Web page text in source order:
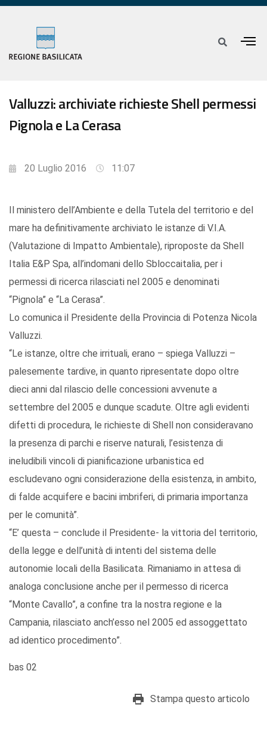
Valluzzi: archiviate richieste Shell permessi
Pignola e La Cerasa
20 Luglio 2016 11:07
Il ministero dell’Ambiente e della Tutela del territorio e del
mare ha definitivamente archiviato le istanze di V.I.A.
(Valutazione di Impatto Ambientale), riproposte da Shell
Italia E&P Spa, all’indomani dello Sbloccaitalia, per i
permessi di ricerca rilasciati nel 2005 e denominati
“Pignola” e “La Cerasa”.
Lo comunica il Presidente della Provincia di Potenza Nicola
Valluzzi.
“Le istanze, oltre che irrituali, erano – spiega Valluzzi –
palesemente tardive, in quanto ripresentate dopo oltre
dieci anni dal rilascio delle concessioni avvenute a
settembre del 2005 e dunque scadute. Oltre agli evidenti
difetti di procedura, le richieste di Shell non consideravano
la presenza di parchi e riserve naturali, l’esistenza di
ineludibili vincoli di pianificazione urbanistica ed
escludevano ogni considerazione della esistenza, in ambito,
di falde acquifere e bacini imbriferi, di primaria importanza
per le comunità”.
“E’ questa – conclude il Presidente- la vittoria del territorio,
della legge e dell’unità di intenti del sistema delle
autonomie locali della Basilicata. Rimaniamo in attesa di
analoga conclusione anche per il permesso di ricerca
“Monte Cavallo”, a confine tra la nostra regione e la
Campania, rilasciato anch’esso nel 2005 ed assoggettato
ad identico procedimento”.
bas 02
Stampa questo articolo